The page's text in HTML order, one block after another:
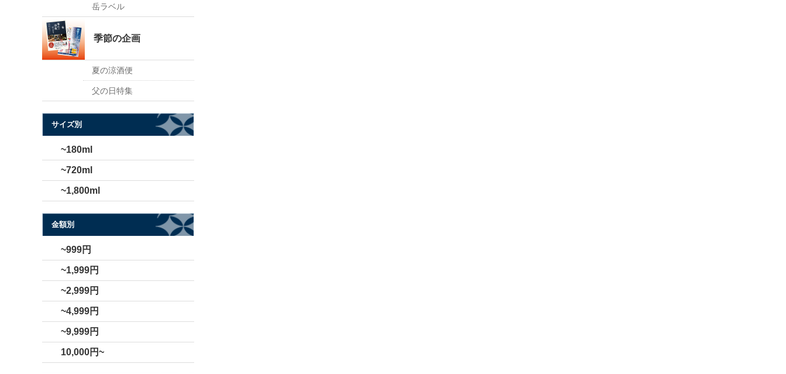
岳ラベル
季節の企画
夏の涼酒便
父の日特集
サイズ別
~180ml
~720ml
~1,800ml
金額別
~999円
~1,999円
~2,999円
~4,999円
~9,999円
10,000円~